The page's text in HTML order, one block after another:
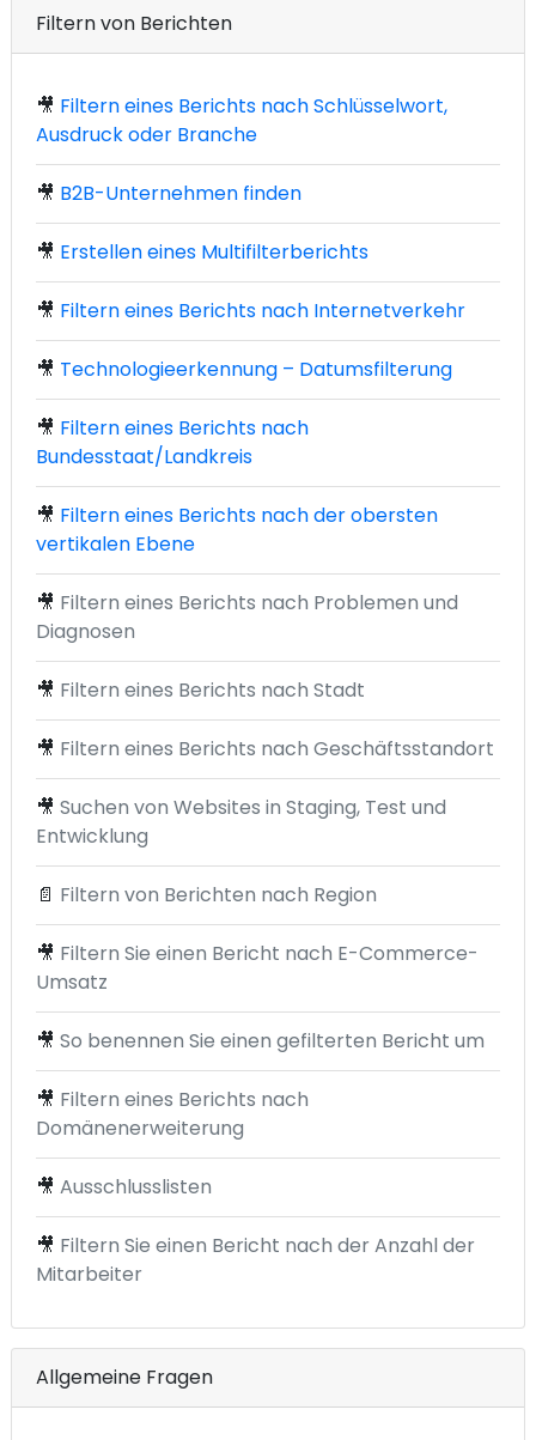
Filtern von Berichten
🎥 Filtern eines Berichts nach Schlüsselwort,
Ausdruck oder Branche
🎥 B2B-Unternehmen finden
🎥 Erstellen eines Multifilterberichts
🎥 Filtern eines Berichts nach Internetverkehr
🎥 Technologieerkennung – Datumsfilterung
🎥 Filtern eines Berichts nach
Bundesstaat/Landkreis
🎥 Filtern eines Berichts nach der obersten
vertikalen Ebene
🎥 Filtern eines Berichts nach Problemen und
Diagnosen
🎥 Filtern eines Berichts nach Stadt
🎥 Filtern eines Berichts nach Geschäftsstandort
🎥 Suchen von Websites in Staging, Test und
Entwicklung
📄 Filtern von Berichten nach Region
🎥 Filtern Sie einen Bericht nach E-Commerce-
Umsatz
🎥 So benennen Sie einen gefilterten Bericht um
🎥 Filtern eines Berichts nach
Domänenerweiterung
🎥 Ausschlusslisten
🎥 Filtern Sie einen Bericht nach der Anzahl der
Mitarbeiter
Allgemeine Fragen